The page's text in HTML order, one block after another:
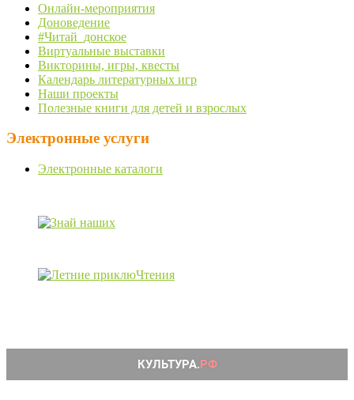
Онлайн-мероприятия
Доноведение
#Читай_донское
Виртуальные выставки
Викторины, игры, квесты
Календарь литературных игр
Наши проекты
Полезные книги для детей и взрослых
Электронные услуги
Электронные каталоги